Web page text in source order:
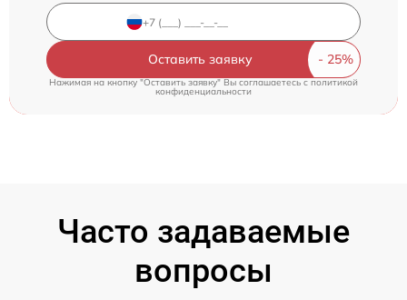
Оставить заявку
Нажимая на кнопку "Оставить заявку" Вы соглашаетесь c политикой
конфиденциальности
Часто задаваемые
вопросы